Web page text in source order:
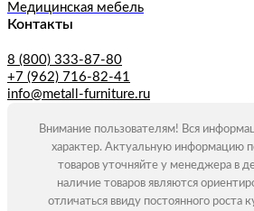
Медицинская мебель
Контакты
8 (800) 333-87-80
+7 (962) 716-82-41
info@metall-furniture.ru
Внимание пользователям! Вся
характер. Актуальную информацию
товаров уточняйте у менеджера в
наличие товаров являются
отличаться ввиду постоянного роста